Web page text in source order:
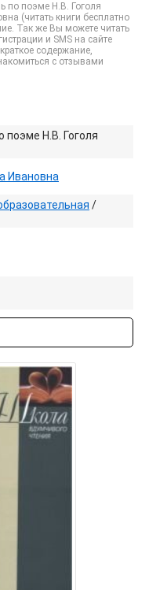
по поэме Н.В. Гоголя
(читать книги бесплатно
Так же Вы можете читать
и SMS на сайте
содержание,
с отзывами
поэме Н.В. Гоголя
Ивановна
/